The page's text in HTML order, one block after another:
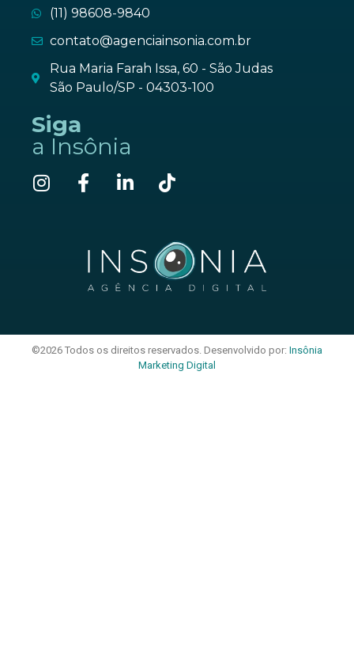
(11) 98608-9840
contato@agenciainsonia.com.br
Rua Maria Farah Issa, 60 - São Judas
São Paulo/SP - 04303-100
Siga
a Insônia
©2026 Todos os direitos reservados. Desenvolvido por: Insônia
Marketing Digital